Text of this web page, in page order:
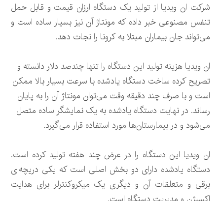
شرکت ان ویدیا از تولید یک دستگاه ارزان قیمت و قابل حمل
تنفس مصنوعی خبر داده که مونتاژ آن نیز بسیار ساده است و
می‌تواند جان بیماران مبتلا به کرونا را نجات دهد.
ان ویدیا هزینه تولید این دستگاه را تنها چندصد دلار دانسته و
تصریح کرده ساخت دستگاه یادشده با سرعت بسیار بالا ممکن
است و با صرف چند دقیقه وقت می‌توان مونتاژ آن را به پایان
رساند. در نهایت دستگاه یادشده به یک نمایشگر ساده متصل
می‌شود و در بیمارستان‌ها مورد استفاده قرار می‌گیرد.
ان ویدیا این دستگاه را در عرض چند هفته تولید کرده است.
دستگاه یادشده دارای دو بخش اصلی است که یکی دریچه‌ای
برقی و متعلقات آن و دیگری یک میکروکنترلر برای هدایت